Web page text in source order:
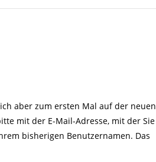
aber zum ersten Mal auf der neuen
mit der E-Mail-Adresse, mit der Sie
bisherigen Benutzernamen. Das